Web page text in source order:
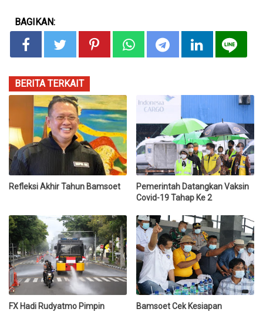
BAGIKAN:
BERITA TERKAIT
Refleksi Akhir Tahun Bamsoet
Pemerintah Datangkan Vaksin
Covid-19 Tahap Ke 2
FX Hadi Rudyatmo Pimpin
Bamsoet Cek Kesiapan